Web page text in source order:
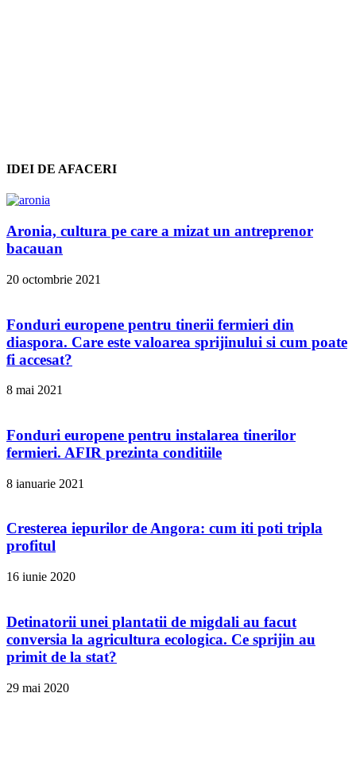
IDEI DE AFACERI
Aronia, cultura pe care a mizat un antreprenor
bacauan
20 octombrie 2021
Fonduri europene pentru tinerii fermieri din
diaspora. Care este valoarea sprijinului si cum poate
fi accesat?
8 mai 2021
Fonduri europene pentru instalarea tinerilor
fermieri. AFIR prezinta conditiile
8 ianuarie 2021
Cresterea iepurilor de Angora: cum iti poti tripla
profitul
16 iunie 2020
Detinatorii unei plantatii de migdali au facut
conversia la agricultura ecologica. Ce sprijin au
primit de la stat?
29 mai 2020